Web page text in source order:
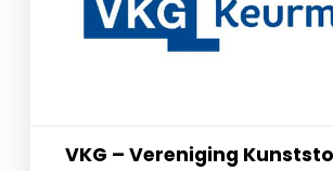
VKG – Vereniging